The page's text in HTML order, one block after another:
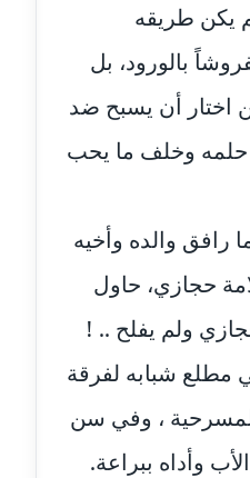
يكن طريقه
بالورود، بل
اختار أن يسبح ضد
حلمه وخلف ما يحب
رافق والده وأخيه
حجازي، حاول
ولم يفلح .. !
شبابه لفرقة
، وفي سن
وأداه ببراعة.